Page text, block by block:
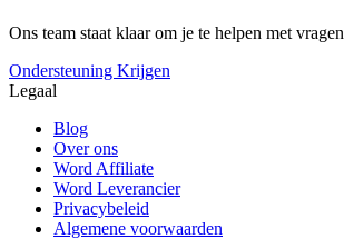
Ons team staat klaar om je te helpen met
Ondersteuning Krijgen
Legaal
Blog
Over ons
Word Affiliate
Word Leverancier
Privacybeleid
Algemene voorwaarden